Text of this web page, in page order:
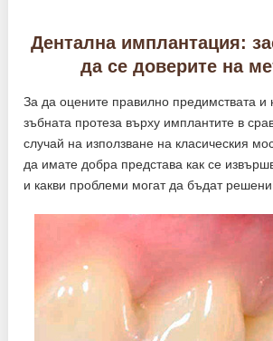
Дентална имплантация:
да се доверите на
За да оцените правилно предимствата и
зъбната протеза върху имплантите в
случай на използване на класическия
да имате добра представа как се
и какви проблеми могат да бъдат решени.